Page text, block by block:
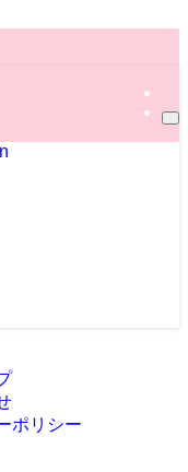
っちゃう秘密のグルメ情報
ポリシー